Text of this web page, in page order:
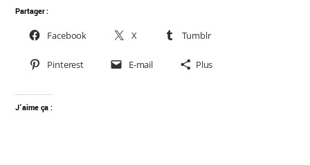
Partager :
Facebook X Tumblr
Pinterest E-mail Plus
J’aime ça :